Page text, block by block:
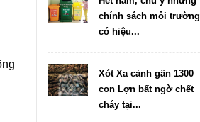
chính sách môi trường
có hiệu...
Xót Xa cảnh gần 1300
con Lợn bất ngờ chết
cháy tại...